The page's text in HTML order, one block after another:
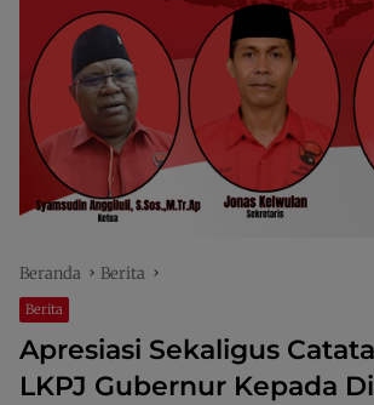
Beranda Berita
Berita
Apresiasi Sekaligus
LKPJ Gubernur Kepada